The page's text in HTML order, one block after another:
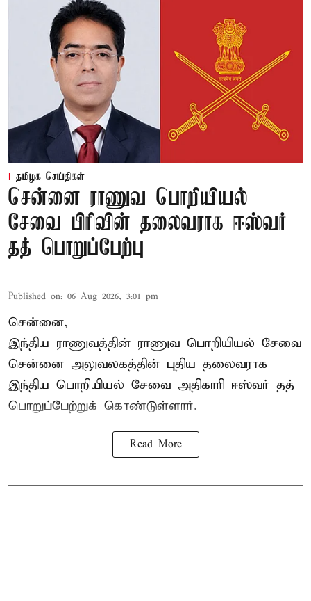
தமிழக செய்திகள்
சென்னை ராணுவ பொறியியல்
சேவை பிரிவின் தலைவராக ஈஸ்வர்
தத் பொறுப்பேற்பு
Published on: 06 Aug 2026, 3:01 pm
சென்னை,
இந்திய ராணுவத்தின் ராணுவ பொறியியல் சேவை
சென்னை அலுவலகத்தின் புதிய தலைவராக
இந்திய பொறியியல் சேவை அதிகாரி ஈஸ்வர் தத்
பொறுப்பேற்றுக் கொண்டுள்ளார்.
Read More